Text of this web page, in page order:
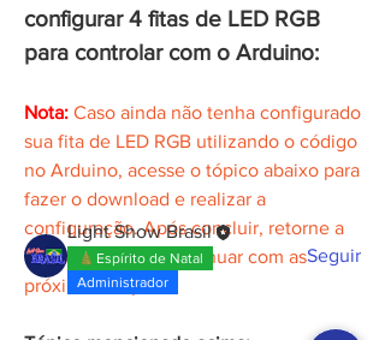
configurar 4 fitas de LED RGB
para controlar com o Arduino:
Nota: Caso ainda não tenha configurado
sua fita de LED RGB utilizando o código
no Arduino, acesse o tópico abaixo para
fazer o download e realizar a
configuração. Após concluir, retorne a
este tópico para continuar com as
próximas etapas.
Bem-vindo. Visite o fórum e participe
das conversas.
membros
Light Show Brasil
Espírito de Natal
Administrador
Seguir